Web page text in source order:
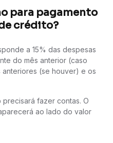
para pagamento
crédito?
a 15% das despesas
do mês anterior (caso
(se houver) e os
fazer contas. O
ao lado do valor